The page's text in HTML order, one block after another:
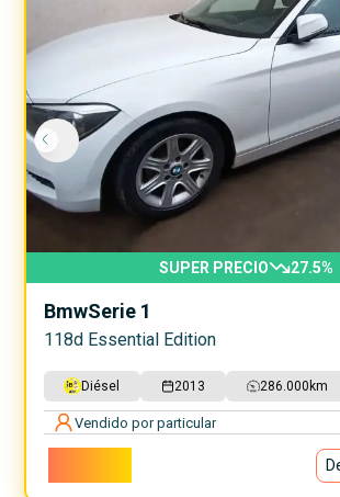
Financiación
Clidrive
SUPER PRECIO 27.5%
BmwSerie 1
118d Essential Edition
Diésel 2013 286.000 km
Vendido por particular